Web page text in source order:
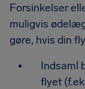
Forsinkelser
muligvis
gøre, hvis din
Indsaml
flyet